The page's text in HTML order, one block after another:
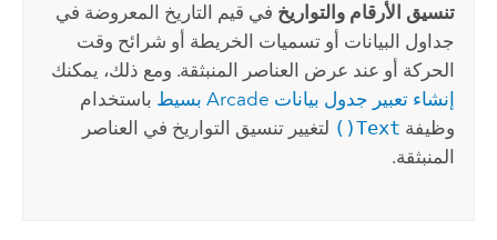
تنسيق الأرقام والتواريخ في قيم التاريخ المعروضة في
جداول البيانات أو تسميات الخريطة أو شرائح وقت
الحركة أو عند عرض العناصر المنبثقة. ومع ذلك، يمكنك
إنشاء تعبير جدول بيانات Arcade بسيط
باستخدام
وظيفة Text()
لتغيير تنسيق التواريخ في العناصر
المنبثقة.